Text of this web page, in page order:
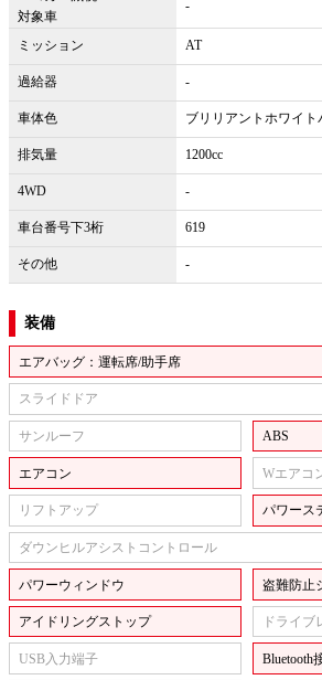
対象車
-
ミッション AT
過給器 -
車体色 ブリリアントホワイト
排気量 1200cc
4WD -
車台番号下3桁 619
その他 -
装備
エアバッグ：運転席/助手席
スライドドア
サンルーフ ABS
エアコン Wエアコ
リフトアップ パワース
ダウンヒルアシストコントロール
パワーウィンドウ 盗難防止
アイドリングストップ ドライブ
USB入力端子 Bluetooth